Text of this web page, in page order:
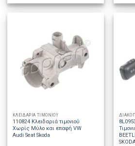
ΚΛΕΙΔΑΡΙΑ ΤΙΜΟΝΙΟΥ
110824 Κλειδαριά τιμονιού
Χωρίς Μύλο και επαφή VW
Audi Seat Skoda